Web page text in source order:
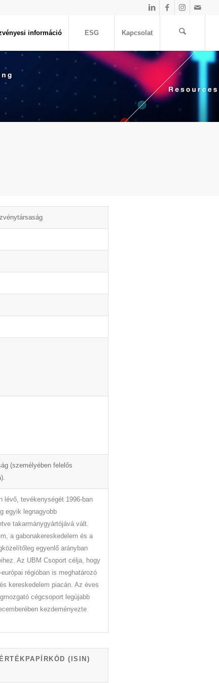
információ ESG Kapcsolat
(személyében felelős
lévő, tevékenységét 1996-ban
egyik legnagyobb
takarmánygyártójává vált.
a gabonakereskedelem és a
egyenlő arányban
Az UBM Csoport célja, hogy
régióban is meghatározó
kereskedelem piacán. Az éves
cégcsoport legújabb
kezdeményezte
ÉRTÉKPAPÍRKÓD (ISIN)